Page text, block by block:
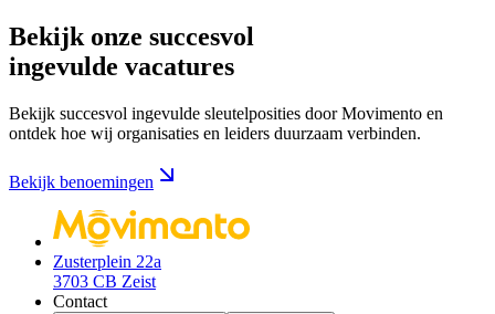
Bekijk onze succesvol
ingevulde vacatures
Bekijk succesvol ingevulde sleutelposities door Movimento en
ontdek hoe wij organisaties en leiders duurzaam verbinden.
Bekijk benoemingen
Zusterplein 22a
3703 CB Zeist
Contact